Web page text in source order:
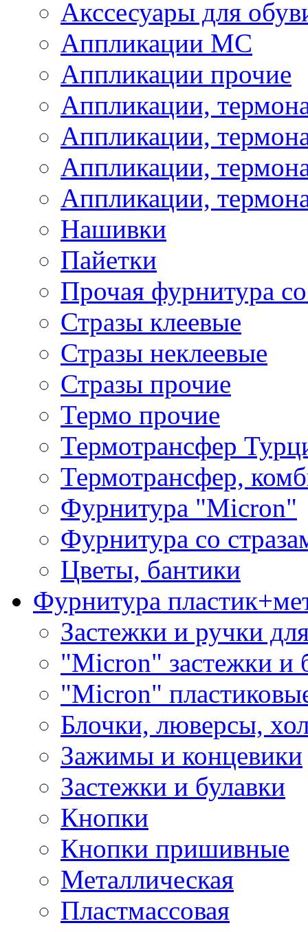
Акссесуары для
Аппликации МС
Аппликации прочие
Аппликации,
Аппликации,
Аппликации,
Аппликации,
Нашивки
Пайетки
Прочая фурнитура
Стразы клеевые
Стразы неклеевые
Стразы прочие
Термо прочие
Термотрансфер
Термотрансфер,
Фурнитура "Micron"
Фурнитура со
Цветы, бантики
Фурнитура
Застежки и ручки
"Micron" застежки и
"Micron"
Блочки, люверсы,
Зажимы и концевики
Застежки и булавки
Кнопки
Кнопки пришивные
Металлическая
Пластмассовая